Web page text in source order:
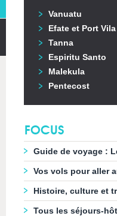
Vanuatu
Efate et Port Vila
Tanna
Espiritu Santo
Malekula
Pentecost
FOCUS
Guide de voyage :
Vos vols pour aller
Histoire, culture et
Tous les séjours-